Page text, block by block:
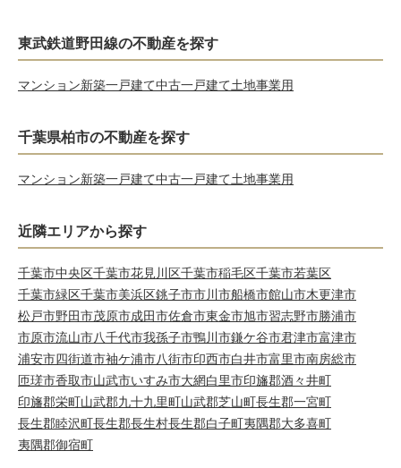
東武鉄道野田線の不動産を探す
マンション新築一戸建て中古一戸建て土地事業用
千葉県柏市の不動産を探す
マンション新築一戸建て中古一戸建て土地事業用
近隣エリアから探す
千葉市中央区千葉市花見川区千葉市稲毛区千葉市若葉区
千葉市緑区千葉市美浜区銚子市市川市船橋市館山市木更津市
松戸市野田市茂原市成田市佐倉市東金市旭市習志野市勝浦市
市原市流山市八千代市我孫子市鴨川市鎌ケ谷市君津市富津市
浦安市四街道市袖ケ浦市八街市印西市白井市富里市南房総市
匝瑳市香取市山武市いすみ市大網白里市印旛郡酒々井町
印旛郡栄町山武郡九十九里町山武郡芝山町長生郡一宮町
長生郡睦沢町長生郡長生村長生郡白子町夷隅郡大多喜町
夷隅郡御宿町